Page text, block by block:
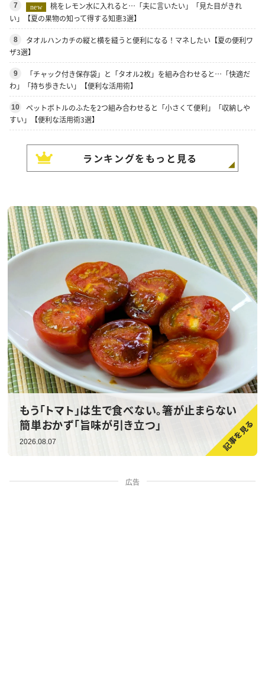
7 new
桃をレモン水に入れると…「夫に言いたい」「見た目がきれ
い」【夏の果物の知って得する知恵3選】
8
タオルハンカチの縦と横を縫うと便利になる！マネしたい【夏の便利ワ
ザ3選】
9
「チャック付き保存袋」と「タオル2枚」を組み合わせると…「快適だ
わ」「持ち歩きたい」【便利な活用術】
10
ペットボトルのふたを2つ組み合わせると「小さくて便利」「収納しや
すい」【便利な活用術3選】
ランキングをもっと見る
もう「トマト」は生で食べない。箸が止まらない
簡単おかず「旨味が引き立つ」
2026.08.07
広告